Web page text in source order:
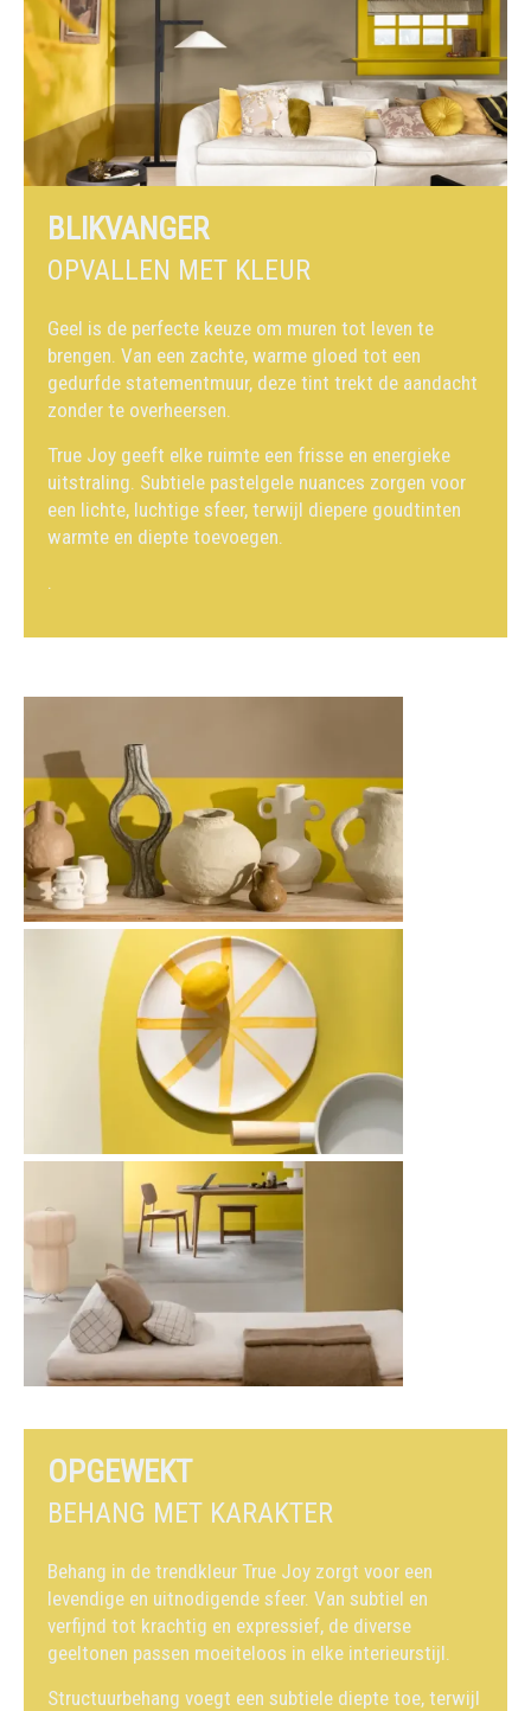
BLIKVANGER
OPVALLEN MET KLEUR
Geel is de perfecte keuze om muren tot leven te
brengen. Van een zachte, warme gloed tot een
gedurfde statementmuur, deze tint trekt de aandacht
zonder te overheersen.
True Joy geeft elke ruimte een frisse en energieke
uitstraling. Subtiele pastelgele nuances zorgen voor
een lichte, luchtige sfeer, terwijl diepere goudtinten
warmte en diepte toevoegen.
OPGEWEKT
BEHANG MET KARAKTER
Behang in de trendkleur True Joy zorgt voor een
levendige en uitnodigende sfeer. Van subtiel en
verfijnd tot krachtig en expressief, de diverse
geeltonen passen moeiteloos in elke interieurstijl.
Structuurbehang voegt een subtiele diepte toe, terwijl